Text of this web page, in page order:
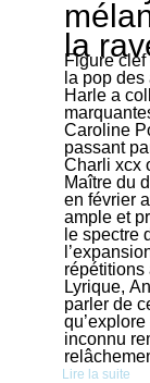
la
Figure
la pop
Harle a
Caroline
passant
Charli xcx
Maître du
en février
ample et
le spectre
l’expansion
répétitions
Lyrique,
parler de
inconnu
Lire la suite